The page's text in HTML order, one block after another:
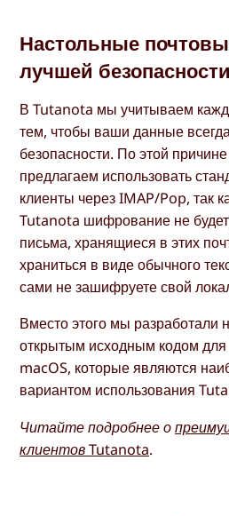
Настольные
лучшей безопасности
В Tutanota мы учитываем
тем, чтобы ваши данные
безопасности. По этой
предлагаем использовать
клиенты через IMAP/Pop, так
Tutanota шифрование не будет
письма, хранящиеся в этих
храниться в виде обычного
сами не зашифруете свой
Вместо этого мы разработали
открытым исходным кодом
macOS, которые являются
вариантом использования
Читайте подробнее о
клиентов Tutanota.